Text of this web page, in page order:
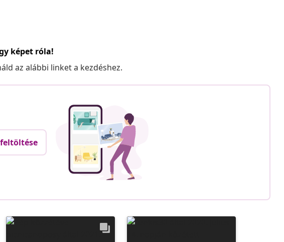
képet róla!
az alábbi linket a kezdéshez.